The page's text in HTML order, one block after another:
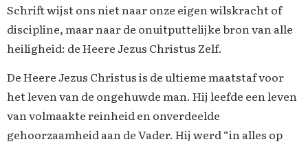
Schrift wijst ons niet naar onze eigen wilskracht of
discipline, maar naar de onuitputtelijke bron van alle
heiligheid: de Heere Jezus Christus Zelf.
De Heere Jezus Christus is de ultieme maatstaf voor
het leven van de ongehuwde man. Hij leefde een leven
van volmaakte reinheid en onverdeelde
gehoorzaamheid aan de Vader. Hij werd “in alles op